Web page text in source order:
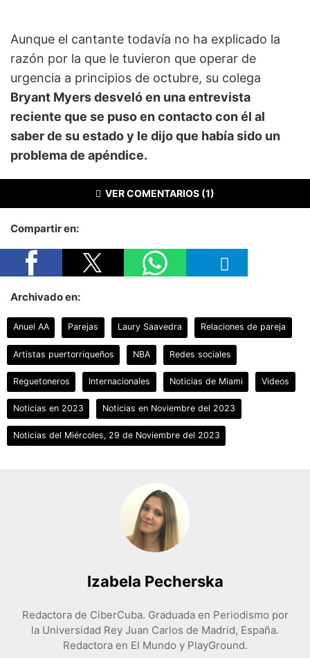
Aunque el cantante todavía no ha explicado la
razón por la que le tuvieron que operar de
urgencia a principios de octubre, su colega
Bryant Myers desveló en una entrevista
reciente que se puso en contacto con él al
saber de su estado y le dijo que había sido un
problema de apéndice.
VER COMENTARIOS (1)
Compartir en:
Archivado en:
Anuel AA Parejas Laury Saavedra Relaciones de pareja
Artistas puertorriqueños NBA Redes sociales
Reguetoneros Internacionales Noticias de Miami Videos
Noticias en 2023 Noticias en Noviembre del 2023
Noticias del Miércoles, 29 de Noviembre del 2023
Izabela Pecherska
Redactora de CiberCuba. Graduada en Periodismo por
la Universidad Rey Juan Carlos de Madrid, España.
Redactora en El Mundo y PlayGround.